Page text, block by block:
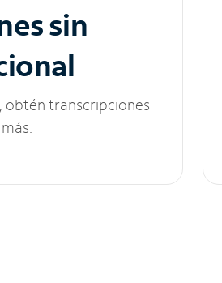
sin
obtén transcripciones